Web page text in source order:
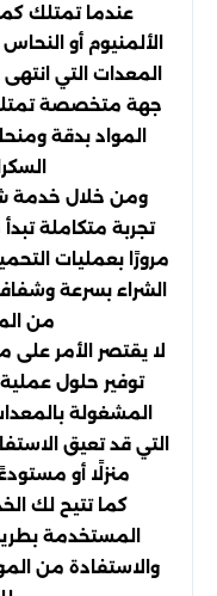
عندما تمتلك
الألمنيوم أو
المعدات التي
جهة متخصصة تمتلك
المواد بدقة
ومن خلال خدمة
تجربة متكاملة
مرورًا بعمليات
الشراء بسرعة
من
لا يقتصر الأمر
توفير حلول
المشغولة
التي قد تعيق
منزلًا أو
كما تتيح لك
المستخدمة
والاستفادة من